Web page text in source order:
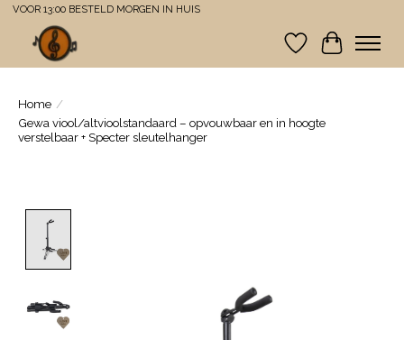
VOOR 13:00 BESTELD MORGEN IN HUIS
Verlanglijst
Home /
Gewa viool/altvioolstandaard – opvouwbaar en in hoogte
verstelbaar + Specter sleutelhanger